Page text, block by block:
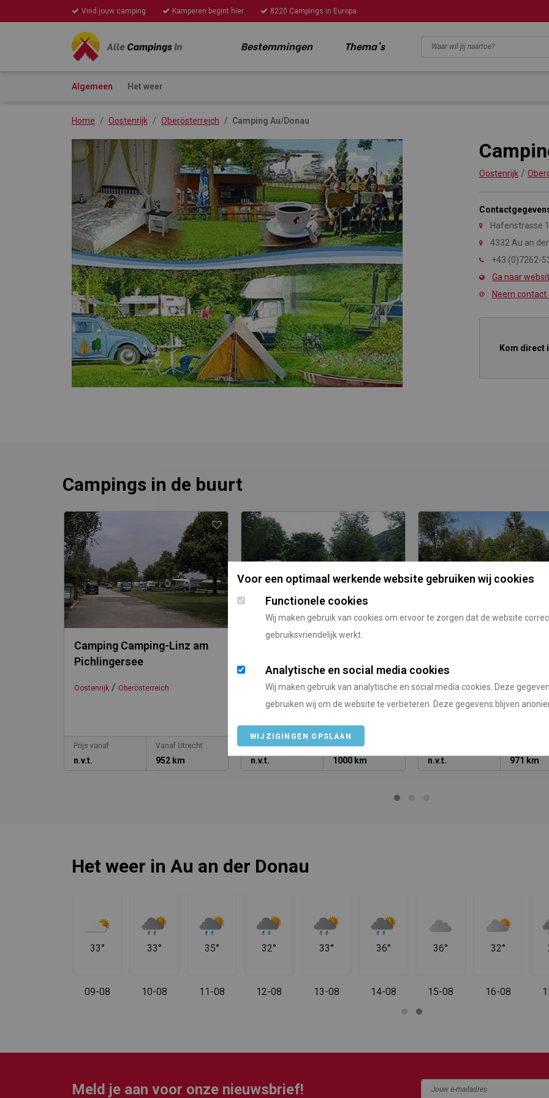
Voor een optimaal werkende website gebruiken wij cookies
Functionele cookies
Wij maken gebruik van cookies om ervoor te zorgen dat de website
gebruiksvriendelijk werkt.
Analytische en social media cookies
Wij maken gebruik van analytische en social media cookies. Deze
gebruiken wij om de website te verbeteren. Deze gegevens blijven
WIJZIGINGEN OPSLAAN
Vind jouw camping Kamperen begint hier 8220 Campings in Europa
Bestemmingen Thema's
Algemeen Het weer
Home Oostenrijk Oberösterreich Camping Au/Donau
Oostenrijk /
Hafenstrasse 1
4332 Au an
+43 (0)7262-
Ga naar
Neem contact
Kom direct
Campings in de buurt
Camping Camping-Linz am
Pichlingersee
Oostenrijk / Oberösterreich
Prijs vanaf
n.v.t.
Vanaf Utrecht
952 km
Oostenrijk/Oberösterreich
Prijs vanaf
n.v.t.
Vanaf Utrecht
1000 km
Oostenrijk/Oberösterreich
n.v.t. 971 km
Het weer in Au an der Donau
33°
09-08
33°
10-08
35°
11-08
32°
12-08
33°
13-08
36°
14-08
36°
15-08
32°
16-08
Meld je aan voor onze nieuwsbrief!